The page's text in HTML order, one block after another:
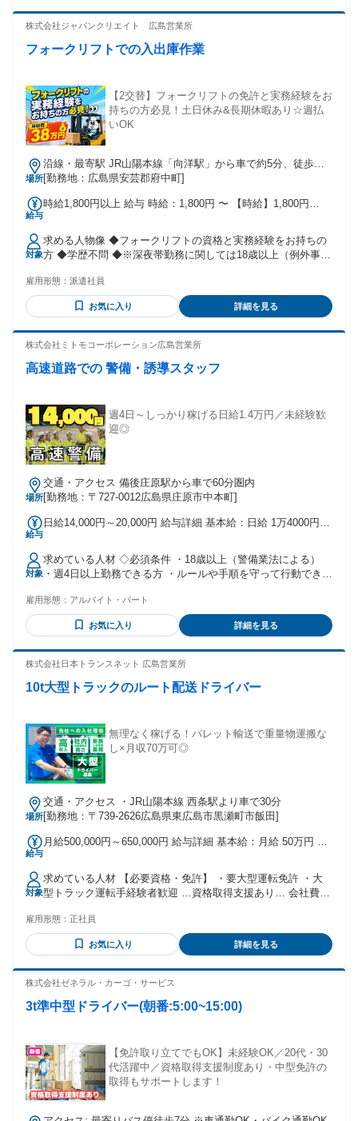
株式会社ジャパンクリエイト 広島営業所
フォークリフトでの入出庫作業
【2交替】フォークリフトの免許と実務経験をお
持ちの方必見！土日休み&長期休暇あり☆週払
いOK
場所
沿線・最寄駅 JR山陽本線「向洋駅」から車で約5分、徒歩で
約4分
[勤務地：広島県安芸郡府中町]
給与
時給1,800円以上 給与 時給：1,800円 〜 【時給】1,800円
間+深夜56時間+交通費1万円を含む） ※交通費上限40,000円/
月まで支給 ・公共交通機関の場合は1ヶ月分の定期代支給 ・
車・バイクの場合は1km10円として通勤距離により支給 試用
期間 試用期間：あり 期間：2週間 時給：1,800円 〜
対象
求める人物像 ◆フォークリフトの資格と実務経験をお持ちの
方 ◆学歴不問 ◆※深夜帯勤務に関しては18歳以上（例外事由
雇用形態： 派遣社員
お気に入り 詳細を見る
株式会社ミトモコーポレーション広島営業所
高速道路での 警備・誘導スタッフ
週4日～しっかり稼げる日給1.4万円／未経験歓
迎◎
場所
交通・アクセス 備後庄原駅から車で60分圏内
[勤務地：〒727-0012広島県庄原市中本町]
給与
日給14,000円～20,000円 給与詳細 基本給：日給 1万4000円
れる通勤・皆勤・家族手当金額：なし 全員に一律で支払われ
るその他手当金額：なし 日給 14,000円～20,000円 【日勤】
日給14,000円 【夜勤】日給16,628円 ■早く終わっても日給全
額保証 ■残業代別途支給 ■交通費規定支給 ■日払い・週払い
手当あり 《入社祝金》 【資格なし】 16勤務ごとに10,000円
支給（最大50,000円） 【資格あり】 16勤務ごとに20,000円支
給（最大100,000円） 《法定研修》 3日間（1日10,000円／計
30,000円支給） ※研修手当の先払い相談可（最大20,000円）
※お弁当・飲み物・交通費支給 ※交通誘導2級保有者、または
過去3年以内に 1年以上2号警備業務に従事された方は1日のみ
対象
求めている人材 ◇必須条件 ・18歳以上（警備業法による）
・週4日以上勤務できる方 ・ルールや手順を守って行動できる
・未経験歓迎 ・ブランクOK ・警備経験者歓迎 ・交通誘導2
級などの有資格者歓迎 ・フリーター歓迎 ・しっかりシフトに
入って稼ぎたい方 ・チームで協力して働ける方 ◇こんな方に
動かす仕事がしたい方 ・ルールに沿ってコツコツ働くのが得
（例外事由2号・18歳以上（警備業法））
雇用形態： アルバイト・パート
お気に入り 詳細を見る
株式会社日本トランスネット 広島営業所
10t大型トラックのルート配送ドライバー
無理なく稼げる！パレット輸送で重量物運搬な
し×月収70万可◎
場所
交通・アクセス ・JR山陽本線 西条駅より車で30分
[勤務地：〒739-2626広島県東広島市黒瀬町市飯田]
給与
月給500,000円～650,000円 給与詳細 基本給：月給 50万円 〜
れる通勤・皆勤・家族手当金額：なし 全員に一律で支払われ
るその他手当金額：なし ・無事故手当…月間2万円 ・ライフ
プラン手当…月間3000円 ー 社員の95.5％が 前職より収入UP
を実現 ー 荷主直取引の高単価案件ばかりだから 一人ひとり
対象
求めている人材 【必要資格・免許】 ・要大型運転免許 ・大
型トラック運転手経験者歓迎 …資格取得支援あり… 会社費用
の方 ＜下記の方歓迎＞ ・ブランクOK ・フリーター歓迎 ・長
期勤務希望の方歓迎 ※ハローワークでお仕事を探されている
方も歓迎
雇用形態： 正社員
お気に入り 詳細を見る
株式会社ゼネラル・カーゴ・サービス
3t準中型ドライバー(朝番:5:00~15:00)
【免許取り立てでもOK】未経験OK／20代・30
代活躍中／資格取得支援制度あり・中型免許の
取得もサポートします！